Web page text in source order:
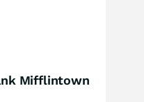
Mifflintown